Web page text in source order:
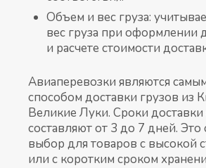
Объем и вес груза:
вес груза при оформлении
и расчете стоимости
Авиаперевозки являются
способом доставки грузов из
Великие Луки. Сроки
составляют от 3 до 7 дней.
выбор для товаров с высокой
или с коротким сроком